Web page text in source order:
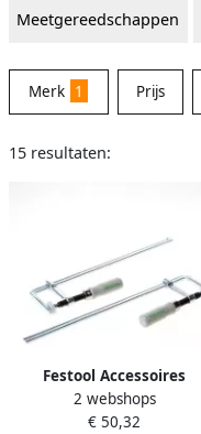
Meetgereedschappen
Merk 1 Prijs
15 resultaten:
Festool Accessoires
Schroefklem FSZ 300 |
489571
2 webshops
€ 50,32